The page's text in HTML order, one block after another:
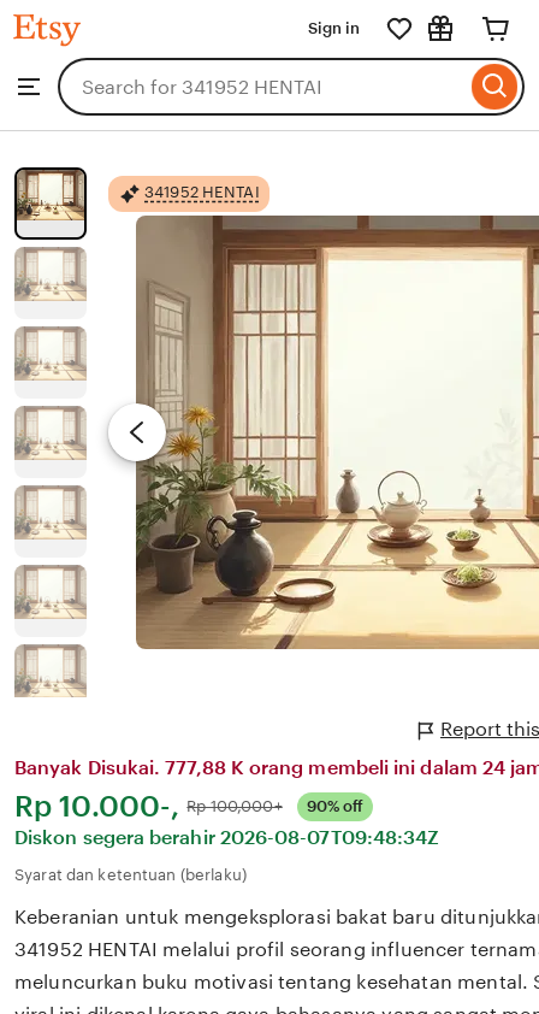
341952
HENTAI
Browse
Search
for
items
shops
Sign in
341952 HENTAI
Report
Banyak Disukai. 777,88 K orang membeli ini dalam 24
Harga:
Rp 10.000-, Normal:
Rp 100,000+ 90% off
Diskon segera berahir 2026-08-07T09:48:34Z
Syarat dan ketentuan (berlaku)
Keberanian untuk mengeksplorasi bakat baru
341952 HENTAI melalui profil seorang influencer
meluncurkan buku motivasi tentang kesehatan mental.